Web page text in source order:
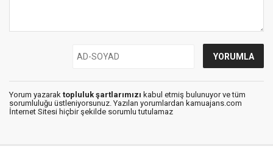
Yorum yazarak topluluk şartlarımızı kabul etmiş bulunuyor ve tüm
sorumluluğu üstleniyorsunuz. Yazılan yorumlardan kamuajans.com
İnternet Sitesi hiçbir şekilde sorumlu tutulamaz